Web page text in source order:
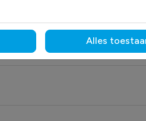
om risico’s duidelijk
Alles